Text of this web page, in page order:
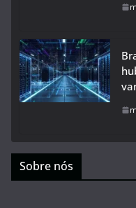
Sobre nós